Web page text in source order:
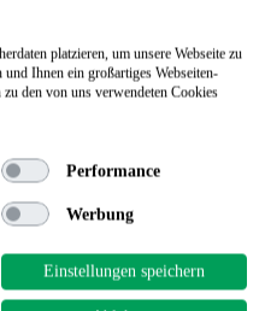
platzieren, um unsere Webseite zu
und Ihnen ein großartiges Webseiten-
den von uns verwendeten Cookies
Performance
Werbung
Einstellungen speichern